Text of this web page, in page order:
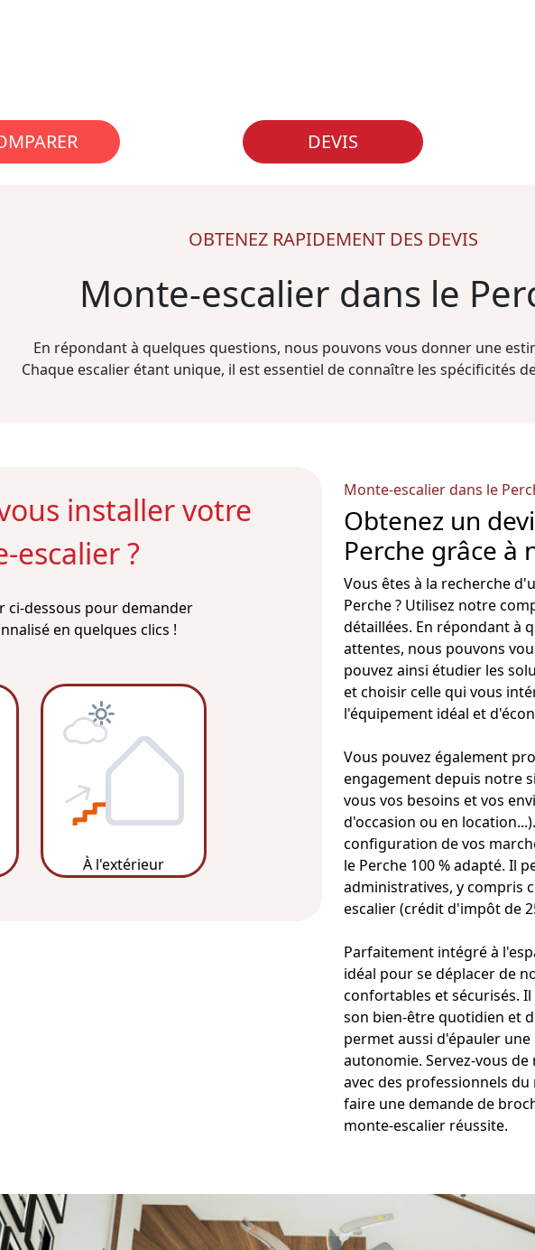
DEVIS
OBTENEZ RAPIDEMENT DES DEVIS
Monte-escalier dans le
En répondant à quelques questions, nous pouvons vous donner une
Chaque escalier étant unique, il est essentiel de connaître les spécificités
installer votre
escalier ?
ci-dessous pour demander
en quelques clics !
À l'extérieur
Monte-escalier dans le
Obtenez un
Perche grâce à
Vous êtes à la recherche
Perche ? Utilisez notre
détaillées. En répondant à
attentes, nous pouvons
pouvez ainsi étudier les
et choisir celle qui vous
l'équipement idéal et
Vous pouvez également
engagement depuis notre
vous vos besoins et vos
d'occasion ou en
configuration de vos
le Perche 100 % adapté. Il
administratives, y compris
escalier (crédit d'impôt de
Parfaitement intégré à
idéal pour se déplacer de
confortables et sécurisés.
son bien-être quotidien et
permet aussi d'épauler
autonomie. Servez-vous
avec des professionnels du
faire une demande de
monte-escalier réussite.